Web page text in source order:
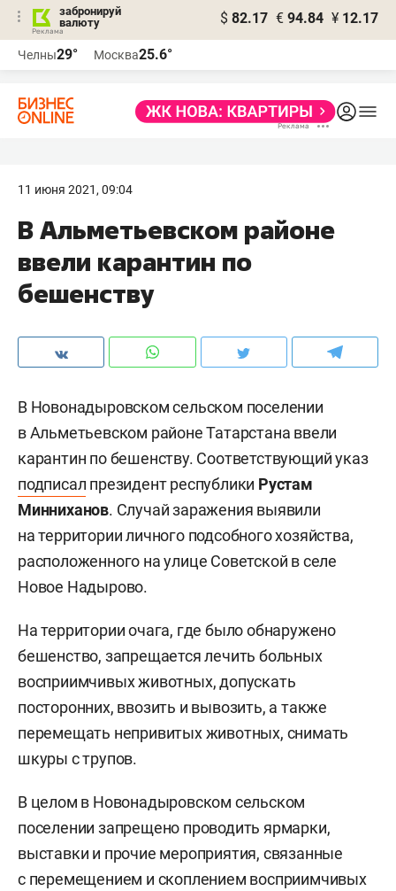
забронируй
валюту
$ 82.17 € 94.84 ¥ 12.17
Челны29° Москва25.6°
11 июня 2021, 09:04
В Альметьевском районе
ввели карантин по
бешенству
В Новонадыровском сельском поселении
в Альметьевском районе Татарстана ввели
карантин по бешенству. Соответствующий указ
подписал президент республики Рустам
Минниханов. Случай заражения выявили
на территории личного подсобного хозяйства,
расположенного на улице Советской в селе
Новое Надырово.
На территории очага, где было обнаружено
бешенство, запрещается лечить больных
восприимчивых животных, допускать
посторонних, ввозить и вывозить, а также
перемещать непривитых животных, снимать
шкуры с трупов.
В целом в Новонадыровском сельском
поселении запрещено проводить ярмарки,
выставки и прочие мероприятия, связанные
с перемещением и скоплением восприимчивых